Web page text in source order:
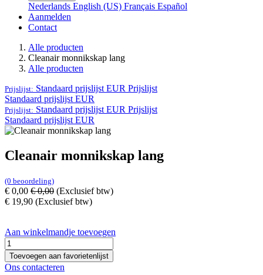
Nederlands English (US) Français Español
Aanmelden
Contact
Alle producten
Cleanair monnikskap lang
Alle producten
Prijslijst: Standaard prijslijst EUR Prijslijst
Standaard prijslijst EUR
Prijslijst: Standaard prijslijst EUR Prijslijst
Standaard prijslijst EUR
Cleanair monnikskap lang
(0 beoordeling)
€ 0,00 €0,00 (Exclusief btw)
€ 19,90 (Exclusief btw)
Aan winkelmandje toevoegen
Toevoegen aan favorietenlijst
Ons contacteren